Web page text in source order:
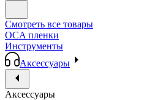
Смотреть все товары
OCA пленки
Инструменты
Аксессуары
Аксессуары